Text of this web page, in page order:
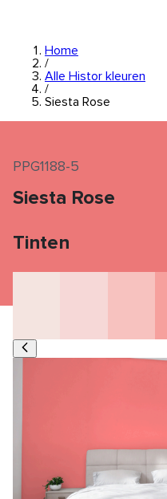
Home
/
Alle Histor kleuren
/
Siesta Rose
PPG1188-5
Siesta Rose
Tinten